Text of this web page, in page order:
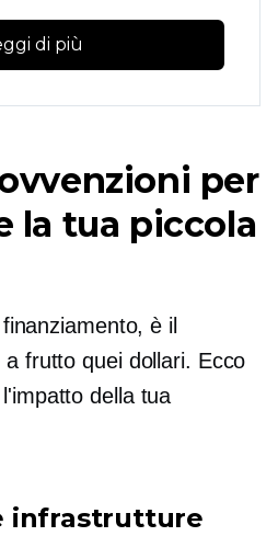
di più
per
la tua piccola
è il
frutto quei dollari. Ecco
della tua
infrastrutture